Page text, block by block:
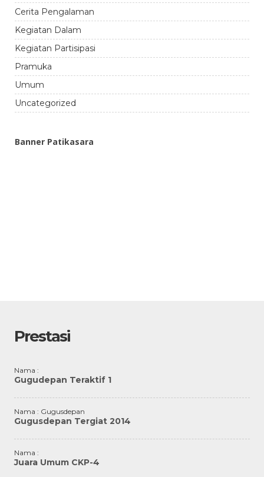
Cerita Pengalaman
Kegiatan Dalam
Kegiatan Partisipasi
Pramuka
Umum
Uncategorized
Banner Patikasara
Prestasi
Nama :
Gugudepan Teraktif 1
Nama : Gugusdepan
Gugusdepan Tergiat 2014
Nama :
Juara Umum CKP-4